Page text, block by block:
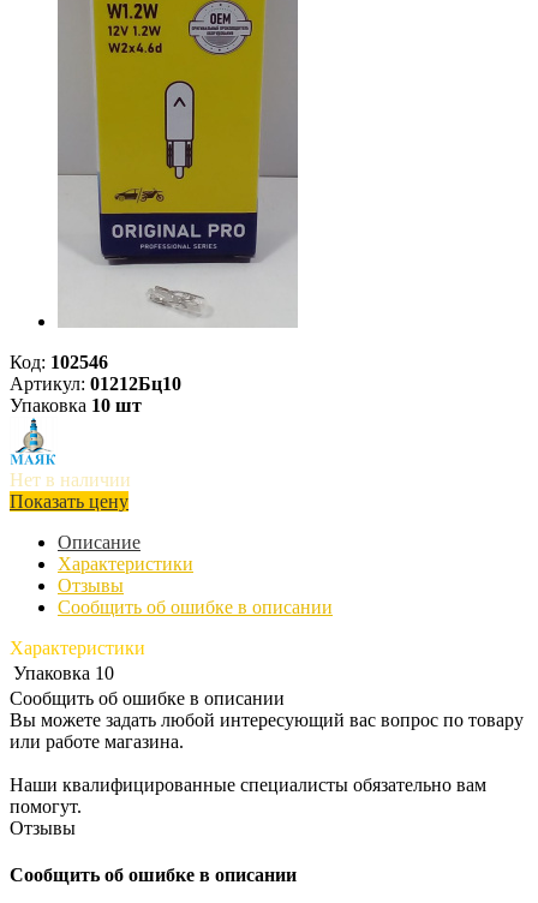
Код: 102546
Артикул: 01212Бц10
Упаковка 10 шт
Нет в наличии
Показать цену
Описание
Характеристики
Отзывы
Сообщить об ошибке в описании
Характеристики
Упаковка 10
Сообщить об ошибке в описании
Вы можете задать любой интересующий вас вопрос по товару
или работе магазина.
Наши квалифицированные специалисты обязательно вам
помогут.
Отзывы
Сообщить об ошибке в описании